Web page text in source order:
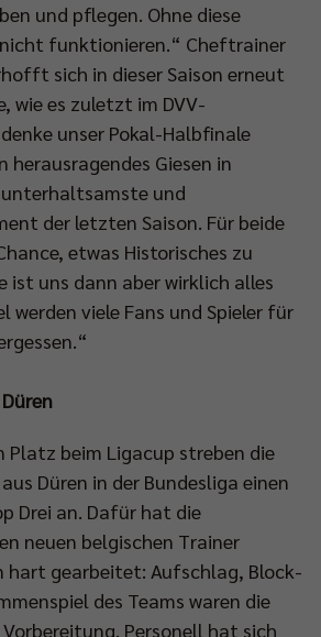
und pflegen. Ohne diese
funktionieren.“ Cheftrainer
sich in dieser Saison erneut
wie es zuletzt im DVV-
unser Pokal-Halbfinale
herausragendes Giesen in
und
der letzten Saison. Für beide
etwas Historisches zu
ist uns dann aber wirklich alles
werden viele Fans und Spieler für
beim Ligacup streben die
Düren in der Bundesliga einen
Drei an. Dafür hat die
neuen belgischen Trainer
hart gearbeitet: Aufschlag, Block-
des Teams waren die
Personell hat sich